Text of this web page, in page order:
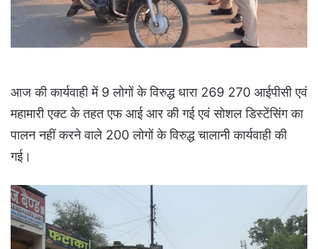
आज की कार्यवाही में 9 लोगों के विरुद्ध धारा 269 270 आईपीसी एवं
महामारी एक्ट के तहत एफ आई आर की गई एवं सोशल डिस्टेंसिंग का
पालन नहीं करने वाले 200 लोगों के विरुद्ध चालानी कार्यवाही की
गई।